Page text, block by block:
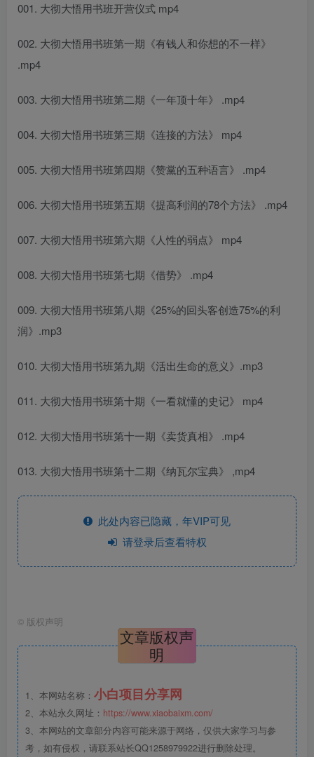
001. 大彻大悟用书班开营仪式 mp4
002. 大彻大悟用书班第一期《有钱人和你想的不一样》
.mp4
003. 大彻大悟用书班第二期《一年顶十年》 .mp4
004. 大彻大悟用书班第三期《连接的方法》 mp4
005. 大彻大悟用书班第四期《赞黨的五种语言》 .mp4
006. 大彻大悟用书班第五期《提高利润的78个方法》 .mp4
007. 大彻大悟用书班第六期《人性的弱点》 mp4
008. 大彻大悟用书班第七期《借势》 .mp4
009. 大彻大悟用书班第八期《25%的回头客创造75%的利
润》.mp3
010. 大彻大悟用书班第九期《活出生命的意义》.mp3
011. 大彻大悟用书班第十期《一看就懂的史记》 mp4
012. 大彻大悟用书班第十一期《卖货真相》 .mp4
013. 大彻大悟用书班第十二期《纳瓦尔宝典》 ,mp4
此处内容已隐藏，年VIP可见
请登录后查看特权
© 版权声明
文章版权声
明
1、本网站名称： 小白项目分享网
2、本站永久网址： https://www.xiaobaixm.com/
3、本网站的文章部分内容可能来源于网络，仅供大家学习与参
考，如有侵权，请联系站长QQ1258979922进行删除处理。